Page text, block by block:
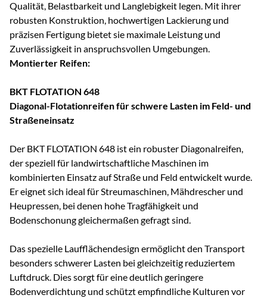
Qualität, Belastbarkeit und Langlebigkeit legen. Mit ihrer
robusten Konstruktion, hochwertigen Lackierung und
präzisen Fertigung bietet sie maximale Leistung und
Zuverlässigkeit in anspruchsvollen Umgebungen.
Montierter Reifen:
BKT FLOTATION 648
Diagonal-Flotationreifen für schwere Lasten im Feld- und
Straßeneinsatz
Der BKT FLOTATION 648 ist ein robuster Diagonalreifen,
der speziell für landwirtschaftliche Maschinen im
kombinierten Einsatz auf Straße und Feld entwickelt wurde.
Er eignet sich ideal für Streumaschinen, Mähdrescher und
Heupressen, bei denen hohe Tragfähigkeit und
Bodenschonung gleichermaßen gefragt sind.
Das spezielle Laufflächendesign ermöglicht den Transport
besonders schwerer Lasten bei gleichzeitig reduziertem
Luftdruck. Dies sorgt für eine deutlich geringere
Bodenverdichtung und schützt empfindliche Kulturen vor